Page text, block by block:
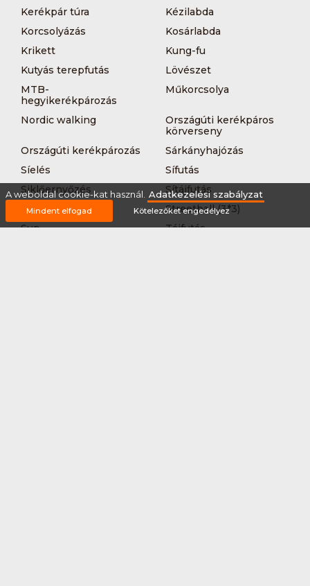
Kerékpár túra
Kézilabda
Korcsolyázás
Kosárlabda
Krikett
Kung-fu
Kutyás terepfutás
Lövészet
MTB-
hegyikerékpározás
Műkorcsolya
Nordic walking
Országúti kerékpáros
körverseny
Országúti kerékpározás
Sárkányhajózás
Síelés
Sífutás
Siklőernyőzés
Sítájfutás
Sítúra
Streetball (3*3)
Sup
Tájfutás
A weboldal cookie-kat használ. Adatkezelési szabályzat
Mindent elfogad Kötelezőket engedélyez